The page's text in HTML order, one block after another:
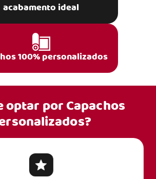
acabamento ideal
100% personalizados
optar porCapachos